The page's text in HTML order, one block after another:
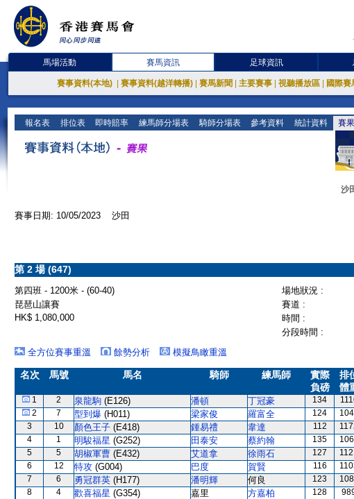
馬場活動 賽馬資訊 足球資訊
賽事資料(本地) 賽事資料(越洋轉播) 賽馬新聞 主要賽事 視聽播放區 國際賽
報名表 排位表 即時賠率 練馬師分場表 騎師分場表 參考資料 統計資料 賽果
沙
賽事日期: 10/05/2023 沙田
第 2 場 (647)
第四班 - 1200米 - (60-40) 場地狀況 :
琵琶山讓賽
賽道 :
HK$ 1,080,000
時間 :
分段時間 :
全方位賽事重溫 餘勢分析 模擬鳥瞰重溫
名次 馬號 馬名 騎師 練馬師
實際
負磅
排
體
1 2 泉龍駒 (E126) 潘頓 丁冠豪 134
2
7 型到爆 (H011) 梁家俊 羅富全 124
3
10 顏色王子 (E418) 鍾易禮 韋達 112
4
1 明駿福星 (G252) 田泰安 蔡約翰 135
5
5 胡椒軍曹 (E432) 艾道拿 徐雨石 127
6
12 特攻 (G004) 巴度 賀賢 116
7
6 勇冠群英 (H177) 潘明輝 何良 123
8
4 歡喜福星 (G354) 嘉里 方嘉柏 128